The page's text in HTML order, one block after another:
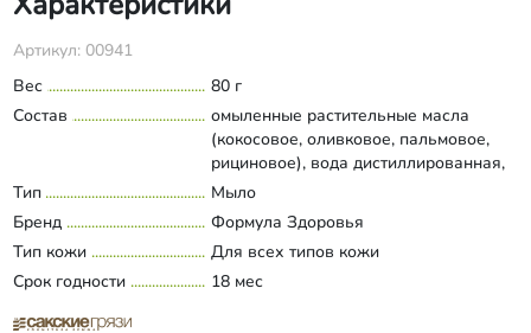
Артикул: 00941
Вес
80 г
Состав
омыленные растительные масла
(кокосовое, оливковое, пальмовое,
рициновое), вода дистиллированная,
грязь Сакского озера, масло
расторопши, экстракт (конский
каштан), отвар (полынь), молотые
косточки кедровых орехов, эфирные
масла (мандарин, пачули).
Развернуть состав
Тип
Мыло
Бренд
Формула Здоровья
Тип кожи
Для всех типов кожи
Срок годности
18 мес